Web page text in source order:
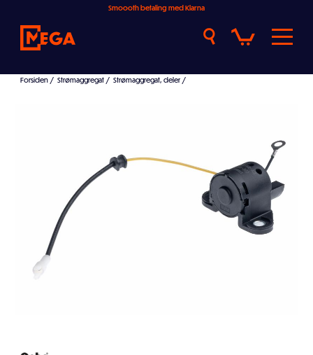
Smoooth betaling med Klarna
Forsiden / Strømaggregat / Strømaggregat, deler /